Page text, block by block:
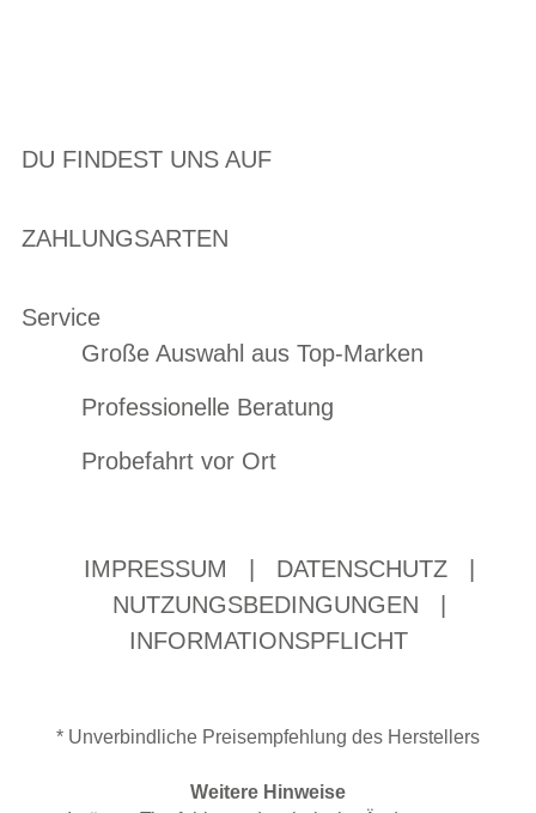
DU FINDEST UNS AUF
ZAHLUNGSARTEN
Service
Große Auswahl aus Top-Marken
Professionelle Beratung
Probefahrt vor Ort
IMPRESSUM DATENSCHUTZ
NUTZUNGSBEDINGUNGEN
INFORMATIONSPFLICHT
* Unverbindliche Preisempfehlung des Herstellers
Weitere Hinweise